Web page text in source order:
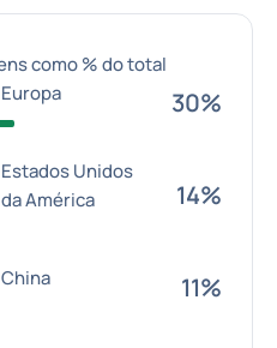
como % do total
Europa
30%
Estados Unidos
da América
14%
China 11%